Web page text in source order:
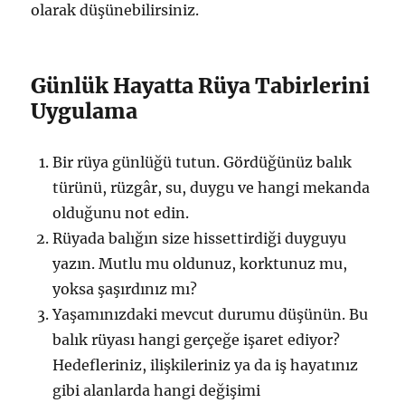
olarak düşünebilirsiniz.
Günlük Hayatta Rüya Tabirlerini
Uygulama
Bir rüya günlüğü tutun. Gördüğünüz balık
türünü, rüzgâr, su, duygu ve hangi mekanda
olduğunu not edin.
Rüyada balığın size hissettirdiği duyguyu
yazın. Mutlu mu oldunuz, korktunuz mu,
yoksa şaşırdınız mı?
Yaşamınızdaki mevcut durumu düşünün. Bu
balık rüyası hangi gerçeğe işaret ediyor?
Hedefleriniz, ilişkileriniz ya da iş hayatınız
gibi alanlarda hangi değişimi